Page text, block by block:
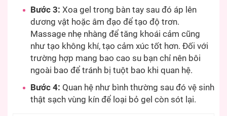
Bước 3: Xoa gel trong bàn tay sau đó áp lên
dương vật hoặc âm đạo để tạo độ trơn.
Massage nhẹ nhàng để tăng khoái cảm cũng
như tạo không khí, tạo cảm xúc tốt hơn. Đối với
trường hợp mang bao cao su bạn chỉ nên bôi
ngoài bao để tránh bị tuột bao khi quan hệ.
Bước 4: Quan hệ như bình thường sau đó vệ sinh
thật sạch vùng kín để loại bỏ gel còn sót lại.